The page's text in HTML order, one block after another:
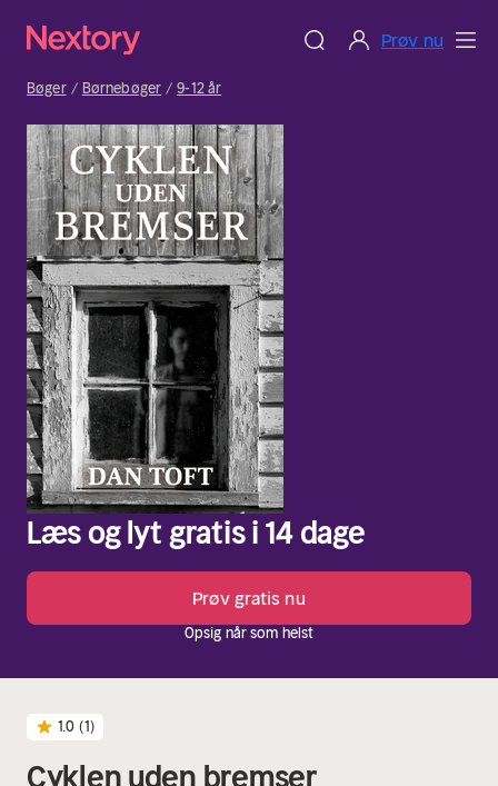
Prøv nu
Bøger Børnebøger 9-12 år
Læs og lyt gratis i 14 dage
Prøv gratis nu
Opsig når som helst
1.0 (1)
Cyklen uden bremser